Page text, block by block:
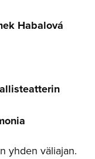
Habalová
yhden väliajan.